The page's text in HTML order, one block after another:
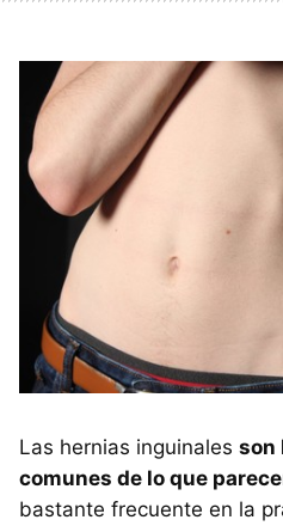
Las hernias inguinales son
comunes de lo que
bastante frecuente en la